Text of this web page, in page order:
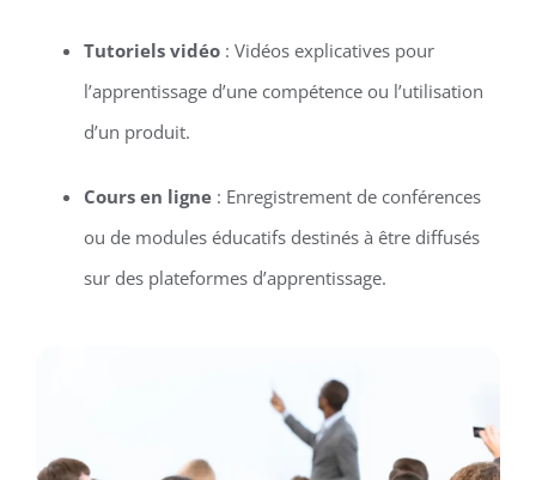
Tutoriels vidéo: Vidéos explicatives pour
l’apprentissage d’une compétence ou l’utilisation
d’un produit.
Cours en ligne: Enregistrement de conférences
ou de modules éducatifs destinés à être diffusés
sur des plateformes d’apprentissage.